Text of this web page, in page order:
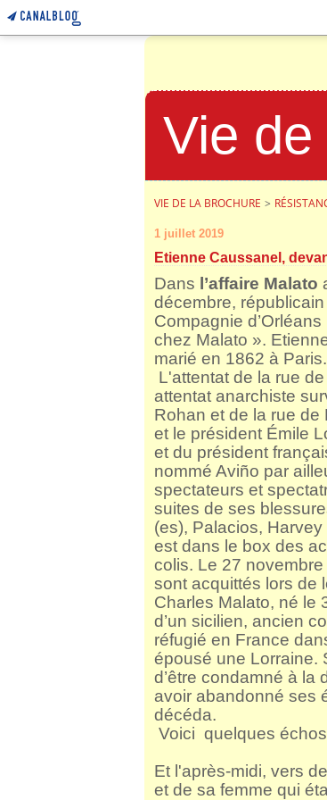
Vie
VIE DE LA BROCHURE >
1 juillet 2019
Etienne Caussanel,
Dans l’affaire Malato
décembre,
Compagnie
chez Malato ».
marié en 1862 à Paris.
L'attentat de la rue
attentat anarchiste
Rohan et de la rue de
et le président Émile
et du président
nommé Aviño par
spectateurs et
suites de ses
(es), Palacios,
est dans le box des
colis. Le 27
sont acquittés lors de
Charles Malato, né le
d’un sicilien, ancien
réfugié en France
épousé une Lorraine.
d’être condamné à la
avoir abandonné ses
décéda.
Voici quelques
Et l'après-midi, vers
et de sa femme qui